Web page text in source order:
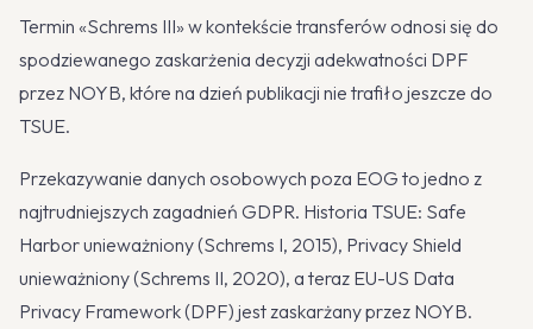
Termin «Schrems III» w kontekście transferów odnosi się do
spodziewanego zaskarżenia decyzji adekwatności DPF
przez NOYB, które na dzień publikacji nie trafiło jeszcze do
TSUE.
Przekazywanie danych osobowych poza EOG to jedno z
najtrudniejszych zagadnień GDPR. Historia TSUE: Safe
Harbor unieważniony (Schrems I, 2015), Privacy Shield
unieważniony (Schrems II, 2020), a teraz EU-US Data
Privacy Framework (DPF) jest zaskarżany przez NOYB.